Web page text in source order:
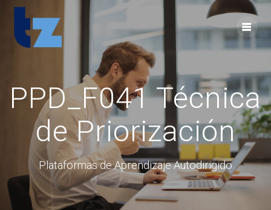
content
PPD_F041 Técnica
de Priorización
Plataformas de Aprendizaje Autodirigido